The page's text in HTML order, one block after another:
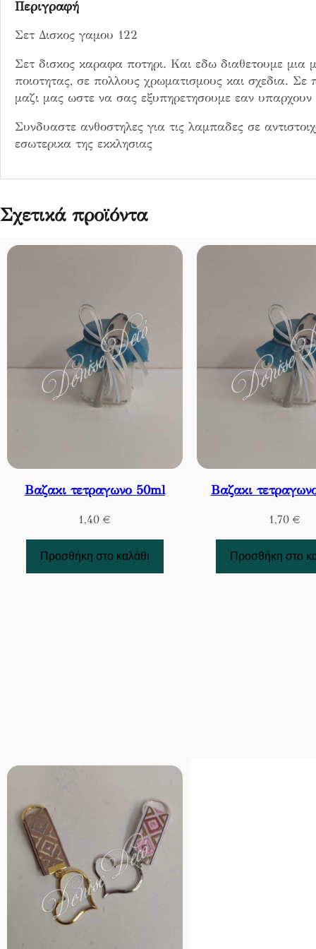
Περιγραφή
Σετ Δισκος γαμου 122
Σετ δισκος καραφα ποτηρι. Και εδω διαθετουμε μια
ποιοτητας, σε πολλους χρωματισμους και σχεδια. Σε
μαζι μας ωστε να σας εξυπηρετησουμε εαν υπαρχουν
Συνδυαστε ανθοστηλες για τις λαμπαδες σε
εσωτερικα της εκκλησιας
Σχετικά προϊόντα
Βαζακι τετραγωνο 50ml
1,40 €
Προσθήκη στο καλάθι
Βαζακι
1,70 €
Προσθήκη στο